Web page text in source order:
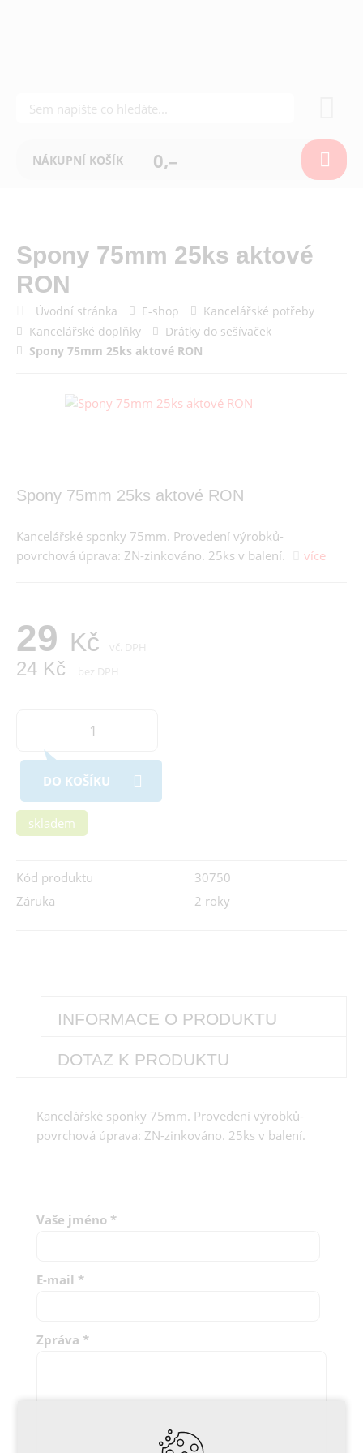
NÁKUPNÍ KOŠÍK 0,–
Spony 75mm 25ks aktové
RON
Úvodní stránka E-shop
Kancelářské potřeby
Kancelářské doplňky
Drátky do sešívaček
Spony 75mm 25ks aktové RON
Spony 75mm 25ks aktové RON
Kancelářské sponky 75mm. Provedení výrobků-
povrchová úprava: ZN-zinkováno. 25ks v balení.
více
29 Kč vč. DPH
24 Kč bez DPH
DO KOŠÍKU
skladem
Kód produktu
30750
Záruka
2 roky
INFORMACE O PRODUKTU
DOTAZ K PRODUKTU
Kancelářské sponky 75mm. Provedení výrobků-
povrchová úprava: ZN-zinkováno. 25ks v balení.
Vaše jméno *
E-mail *
Zpráva *